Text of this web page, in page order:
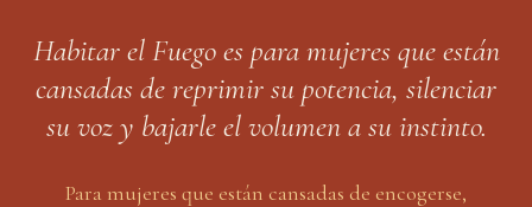
Habitar el Fuego es para mujeres que están
cansadas de reprimir su potencia, silenciar
su voz y bajarle el volumen a su instinto.
Para mujeres que están cansadas de encogerse,